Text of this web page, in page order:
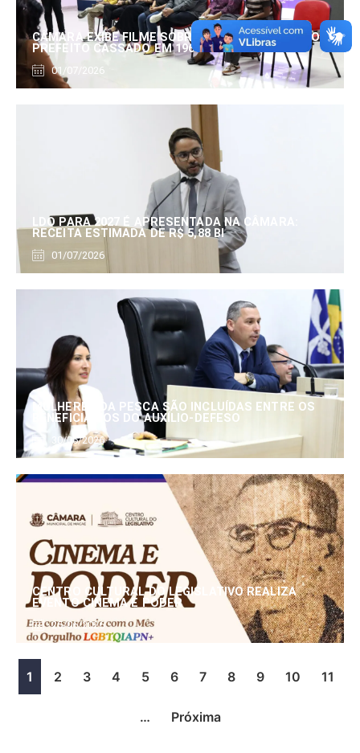
CÂMARA EXIBE FILME SOBRE EDUARDO SERRANO,
PREFEITO CASSADO EM 1960
01/07/2026
LDO PARA 2027 É APRESENTADA NA CÂMARA:
RECEITA ESTIMADA DE R$ 5,88 BI
01/07/2026
MULHERES DA PESCA SÃO INCLUÍDAS ENTRE OS
BENEFICIÁRIOS DO AUXÍLIO-DEFESO
30/06/2026
CENTRO CULTURAL DO LEGISLATIVO REALIZA
EVENTO CINEMA E PODER
25/06/2026
1 2 3 4 5 6 7 8 9 10 11
… Próxima